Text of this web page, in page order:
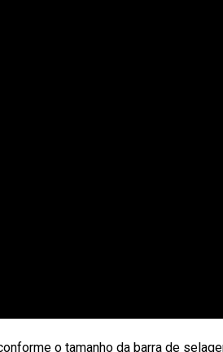
o tamanho da barra de